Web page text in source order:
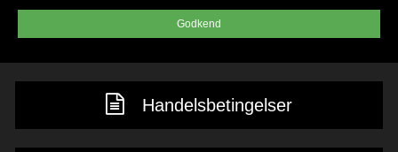
Godkend
Handelsbetingelser